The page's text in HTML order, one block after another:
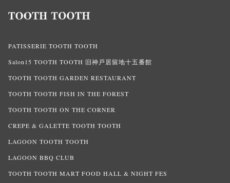
PATISSERIE TOOTH TOOTH
Salon15 TOOTH TOOTH 旧神戸居留地十五番館
TOOTH TOOTH GARDEN RESTAURANT
TOOTH TOOTH FISH IN THE FOREST
TOOTH TOOTH ON THE CORNER
CREPE & GALETTE TOOTH TOOTH
LAGOON TOOTH TOOTH
LAGOON BBQ CLUB
TOOTH TOOTH MART FOOD HALL & NIGHT FES